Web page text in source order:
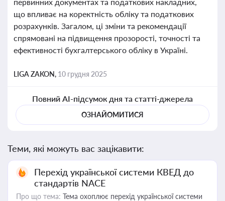
що впливає на коректність обліку та податкових
розрахунків. Загалом, ці зміни та рекомендації
спрямовані на підвищення прозорості, точності та
ефективності бухгалтерського обліку в Україні.
LIGA ZAKON, 10 грудня 2025
Повний AI-підсумок дня та статті-джерела
ОЗНАЙОМИТИСЯ
Теми, які можуть вас зацікавити:
Перехід української системи КВЕД до
стандартів NACE
Про що тема: Тема охоплює перехід української системи